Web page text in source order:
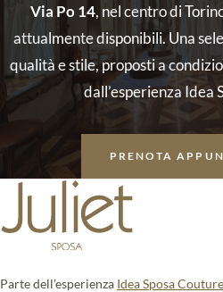
Via Po 14, nel centro di
attualmente disponibili. Una
qualità e stile, proposti a
dall’esperienza Idea
PRENOTA
Parte dell’esperienza Idea Sposa Couture